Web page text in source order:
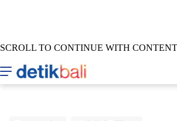
SCROLL TO CONTINUE WITH CONTENT
Home Berita